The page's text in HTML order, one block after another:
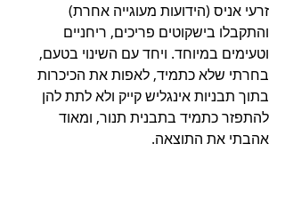
זרעי אניס (הידועות מעוגייה אחרת)
והתקבלו בישקוטים פריכים, ריחניים
וטעימים במיוחד. ויחד עם השינוי בטעם,
בחרתי שלא כתמיד, לאפות את הכיכרות
בתוך תבניות אינגליש קייק ולא לתת להן
להתפזר כתמיד בתבנית תנור, ומאוד
אהבתי את התוצאה.